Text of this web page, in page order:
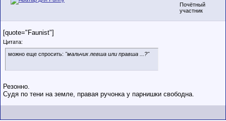
Почётный
участник
[quote="Faunist"]
Цитата:
можно еще спросить: "мальчик левша или правша ...?"
Резонно.
Судя по тени на земле, правая ручонка у парнишки свободна.